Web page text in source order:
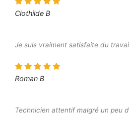
Clothilde B
Je suis vraiment satisfaite du
Roman B
Technicien attentif malgré un peu